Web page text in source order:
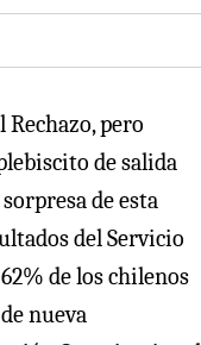
Rechazo, pero
de salida
de esta
del Servicio
de los chilenos
nueva